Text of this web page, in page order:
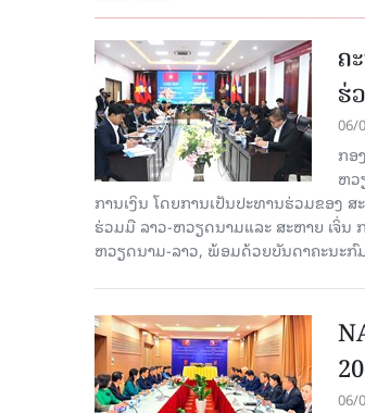
ຄ
ຮ່
06/
ກອ
ຫວ
ການເງິນ ໂດຍການເປັນປະທານຮ່ວມຂອງ
ຮ່ວມມື ລາວ-ຫວຽດນາມແລະ ສະຫາຍ ເຈິ່
ຫວຽດນາມ-ລາວ, ພ້ອມດ້ວຍບັນດາຄະນະກົ
06/